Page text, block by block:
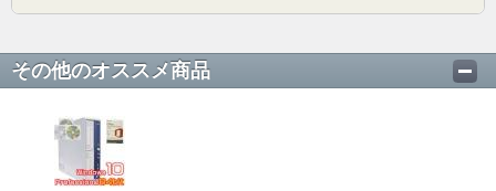
その他のオススメ商品